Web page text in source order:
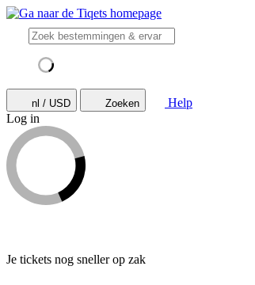
nl / USD Zoeken
Help
Log in
Je tickets nog sneller op zak